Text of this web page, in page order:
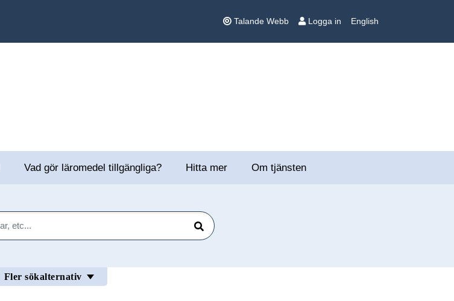
Talande Webb Logga in English
Vad gör läromedel tillgängliga? Hitta mer Om tjänsten
Sök
Fler sökalternativ